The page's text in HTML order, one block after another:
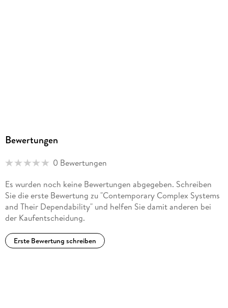
Bewertungen
0 Bewertungen
Es wurden noch keine Bewertungen abgegeben. Schreiben
Sie die erste Bewertung zu "Contemporary Complex Systems
and Their Dependability" und helfen Sie damit anderen bei
der Kaufentscheidung.
Erste Bewertung schreiben